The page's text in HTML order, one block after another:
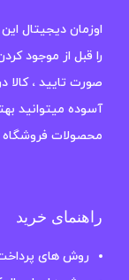
اوزمان دیجیتال
را قبل از موجود
صورت تایید ،
آسوده میتوانید
محصولات
راهنمای خرید
روش های